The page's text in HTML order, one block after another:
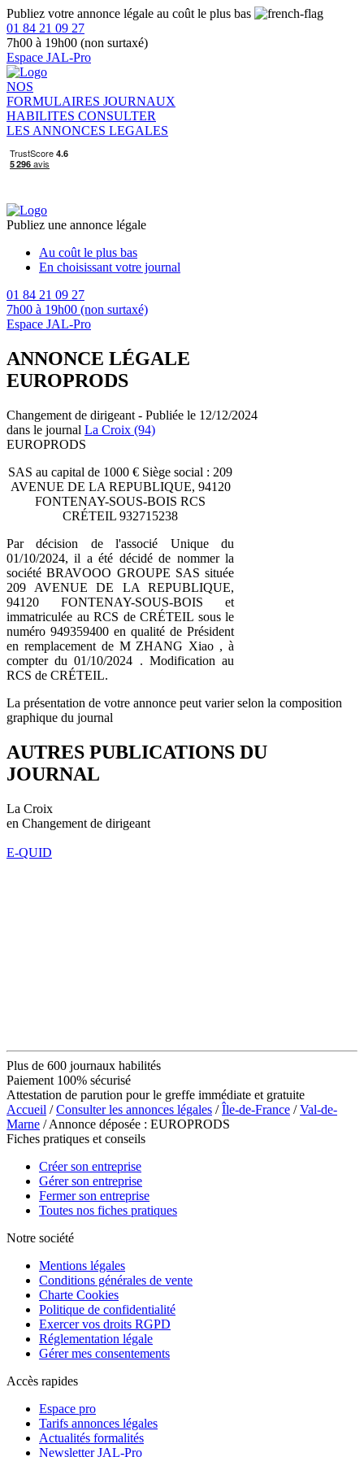
Publiez votre annonce légale au coût le plus bas
01 84 21 09 27
7h00 à 19h00 (non surtaxé)
Espace JAL-Pro
NOS
FORMULAIRES JOURNAUX
HABILITES CONSULTER
LES ANNONCES LEGALES
Publiez une annonce légale
Au coût le plus bas
En choisissant votre journal
01 84 21 09 27
7h00 à 19h00 (non surtaxé)
Espace JAL-Pro
ANNONCE LÉGALE
EUROPRODS
Changement de dirigeant - Publiée le 12/12/2024
dans le journal La Croix (94)
EUROPRODS
SAS au capital de 1000 € Siège social : 209
AVENUE DE LA REPUBLIQUE, 94120
FONTENAY-SOUS-BOIS RCS
CRÉTEIL 932715238
Par décision de l'associé Unique du
01/10/2024, il a été décidé de nommer la
société BRAVOOO GROUPE SAS située
209 AVENUE DE LA REPUBLIQUE,
94120 FONTENAY-SOUS-BOIS et
immatriculée au RCS de CRÉTEIL sous le
numéro 949359400 en qualité de Président
en remplacement de M ZHANG Xiao , à
compter du 01/10/2024 . Modification au
RCS de CRÉTEIL.
La présentation de votre annonce peut varier selon la composition
graphique du journal
AUTRES PUBLICATIONS DU
JOURNAL
La Croix
en Changement de dirigeant
E-QUID
Plus de 600 journaux habilités
Paiement 100% sécurisé
Attestation de parution pour le greffe immédiate et gratuite
Accueil /Consulter les annonces légales /Île-de-France /Val-de-
Marne / Annonce déposée : EUROPRODS
Fiches pratiques et conseils
Créer son entreprise
Gérer son entreprise
Fermer son entreprise
Toutes nos fiches pratiques
Notre société
Mentions légales
Conditions générales de vente
Charte Cookies
Politique de confidentialité
Exercer vos droits RGPD
Réglementation légale
Gérer mes consentements
Accès rapides
Espace pro
Tarifs annonces légales
Actualités formalités
Newsletter JAL-Pro